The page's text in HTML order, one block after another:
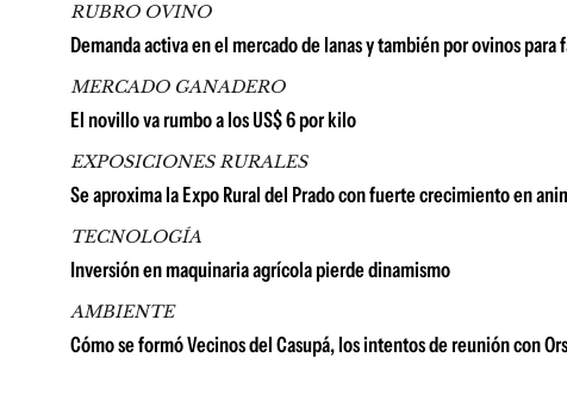
RUBRO OVINO
Demanda activa en el mercado de lanas y también por ovinos para
MERCADO GANADERO
El novillo va rumbo a los US$ 6 por kilo
EXPOSICIONES RURALES
Se aproxima la Expo Rural del Prado con fuerte crecimiento en
TECNOLOGÍA
Inversión en maquinaria agrícola pierde dinamismo
AMBIENTE
Cómo se formó Vecinos del Casupá, los intentos de reunión con